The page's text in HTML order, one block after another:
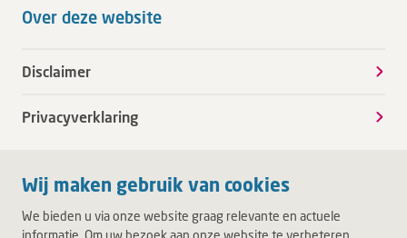
Wij maken gebruik van cookies
We bieden u via onze website graag relevante en actuele
informatie. Om uw bezoek aan onze website te verbeteren,
Over deze website
Disclaimer
Privacyverklaring